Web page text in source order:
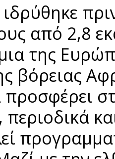
από 2,8
της
βόρειας
προσφέρει
περιοδικά